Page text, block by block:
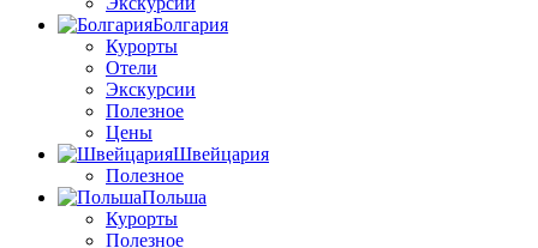
Болгария
Курорты
Отели
Экскурсии
Полезное
Цены
Швейцария
Полезное
Польша
Курорты
Полезное